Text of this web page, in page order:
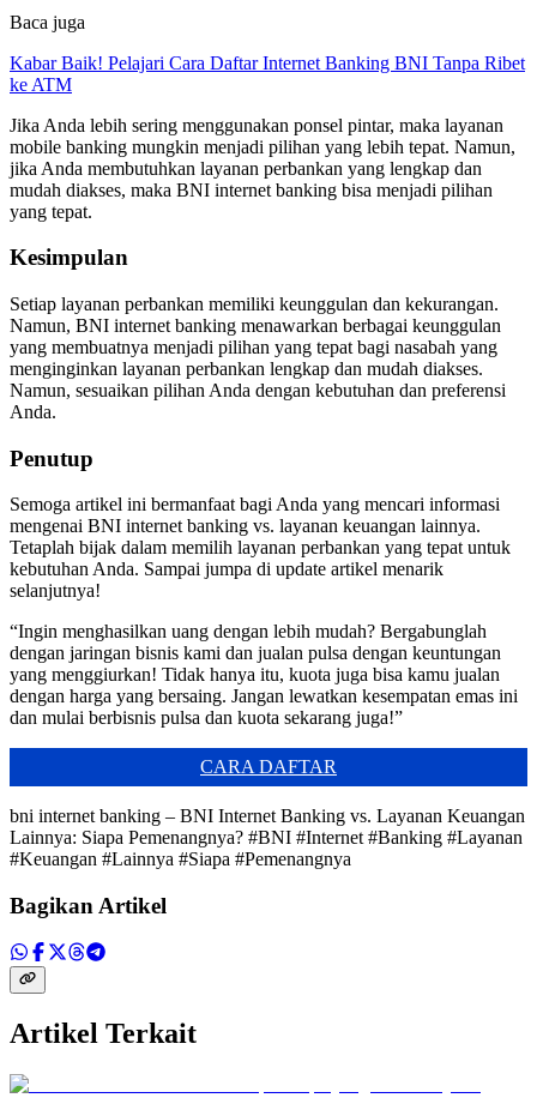
Baca juga
Kabar Baik! Pelajari Cara Daftar Internet Banking BNI Tanpa Ribet
ke ATM
Jika Anda lebih sering menggunakan ponsel pintar, maka layanan
mobile banking mungkin menjadi pilihan yang lebih tepat. Namun,
jika Anda membutuhkan layanan perbankan yang lengkap dan
mudah diakses, maka BNI internet banking bisa menjadi pilihan
yang tepat.
Kesimpulan
Setiap layanan perbankan memiliki keunggulan dan kekurangan.
Namun, BNI internet banking menawarkan berbagai keunggulan
yang membuatnya menjadi pilihan yang tepat bagi nasabah yang
menginginkan layanan perbankan lengkap dan mudah diakses.
Namun, sesuaikan pilihan Anda dengan kebutuhan dan preferensi
Anda.
Penutup
Semoga artikel ini bermanfaat bagi Anda yang mencari informasi
mengenai BNI internet banking vs. layanan keuangan lainnya.
Tetaplah bijak dalam memilih layanan perbankan yang tepat untuk
kebutuhan Anda. Sampai jumpa di update artikel menarik
selanjutnya!
“Ingin menghasilkan uang dengan lebih mudah? Bergabunglah
dengan jaringan bisnis kami dan jualan pulsa dengan keuntungan
yang menggiurkan! Tidak hanya itu, kuota juga bisa kamu jualan
dengan harga yang bersaing. Jangan lewatkan kesempatan emas ini
dan mulai berbisnis pulsa dan kuota sekarang juga!”
CARA DAFTAR
bni internet banking – BNI Internet Banking vs. Layanan Keuangan
Lainnya: Siapa Pemenangnya? #BNI #Internet #Banking #Layanan
#Keuangan #Lainnya #Siapa #Pemenangnya
Bagikan Artikel
Artikel Terkait